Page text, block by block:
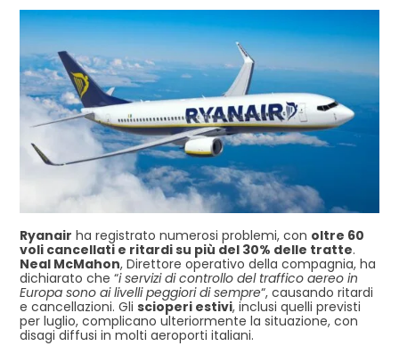
Ryanair ha registrato numerosi problemi, con oltre 60
voli cancellati e ritardi su più del 30% delle tratte.
Neal McMahon, Direttore operativo della compagnia, ha
dichiarato che “i servizi di controllo del traffico aereo in
Europa sono ai livelli peggiori di sempre“, causando ritardi
e cancellazioni. Gli scioperi estivi, inclusi quelli previsti
per luglio, complicano ulteriormente la situazione, con
disagi diffusi in molti aeroporti italiani.